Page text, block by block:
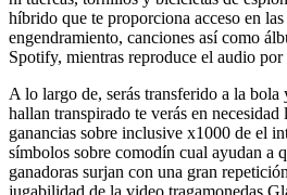
híbrido que te proporciona acceso en las
engendramiento, canciones así­ como
Spotify, mientras reproduce el audio
A lo largo de, serás transferido a la bola
hallan transpirado te verás en necesidad
ganancias sobre inclusive x1000 de el
símbolos sobre comodín cual ayudan a
ganadoras surjan con una gran